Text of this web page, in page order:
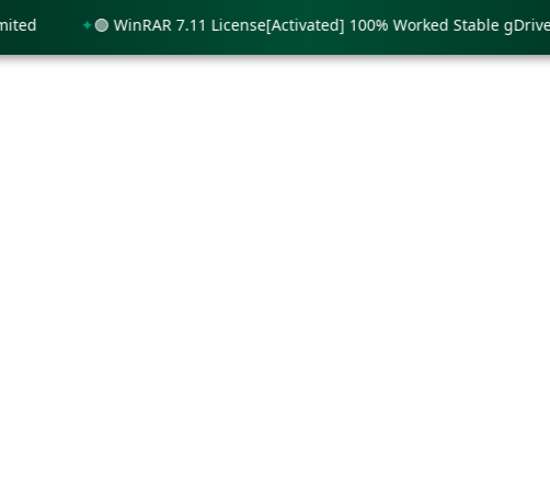
🟢 WinRAR 7.11 License[Activated] 100% Worked Stable gDrive